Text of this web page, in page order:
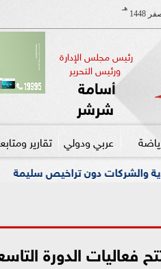
هـ
رئيس مجلس الإدارة
ورئيس التحرير
أسامة
شرشر
عربي ودولي تقارير
99 فرصة استثمارية و204 طلبات أجنبية على طاولة «المجتمعات العمرانية» سليمة
فعاليات الدورة